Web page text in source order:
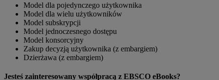
Model dla pojedynczego użytkownika
Model dla wielu użytkowników
Model subskrypcji
Model jednoczesnego dostępu
Model konsorcyjny
Zakup decyzją użytkownika (z embargiem)
Dzierżawa (z embargiem)
Jesteś zainteresowany współpracą z EBSCO eBooks?